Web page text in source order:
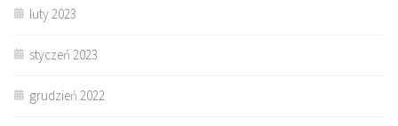
luty 2023
styczeń 2023
grudzień 2022